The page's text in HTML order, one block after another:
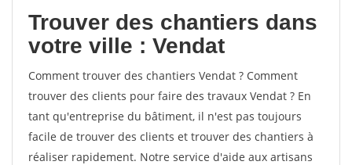
Trouver des chantiers dans
votre ville : Vendat
Comment trouver des chantiers Vendat ? Comment
trouver des clients pour faire des travaux Vendat ? En
tant qu'entreprise du bâtiment, il n'est pas toujours
facile de trouver des clients et trouver des chantiers à
réaliser rapidement. Notre service d'aide aux artisans